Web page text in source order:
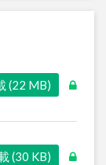
(22 MB)
(30 KB)